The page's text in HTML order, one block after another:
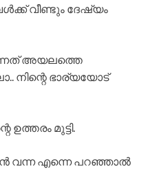
വീണ്ടും ദേഷ്യം
അയലത്തെ
നിന്റെ ഭാര്യയോട്
മുട്ടി.
വന്ന എന്നെ പറഞ്ഞാൽ